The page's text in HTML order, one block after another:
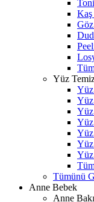
Kaş
Göz
Yüz
Yüz
Yüz
Yüz
Yüz
Yüz
Tümünü
Anne Bebek
Anne